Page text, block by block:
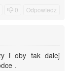
0 Odpowiedz
i oby tak dalej
.